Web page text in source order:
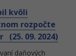
kvôli
rozpočte
(25. 09. 2024)
daňových